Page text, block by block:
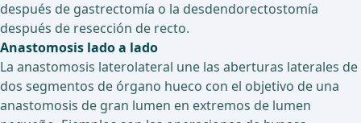
después de gastrectomía o la desdendorectostomía
después de resección de recto.
Anastomosis lado a lado
La anastomosis laterolateral une las aberturas laterales de
dos segmentos de órgano hueco con el objetivo de una
anastomosis de gran lumen en extremos de lumen